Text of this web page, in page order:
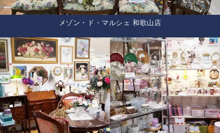
メゾン・ド・マルシェ 和歌山店